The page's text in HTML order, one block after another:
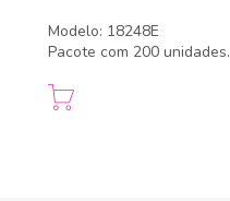
Modelo: 18248E
Pacote com 200 unidades.